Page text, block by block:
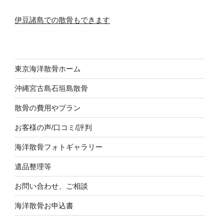
伊豆諸島での散骨もできます
東京海洋散骨ホーム
沖縄宮古島石垣島散骨
散骨の費用やプラン
お客様の声/口コミ/評判
海洋散骨フォトギャラリー
遺品整理等
お問い合わせ、ご相談
海洋散骨お申込書